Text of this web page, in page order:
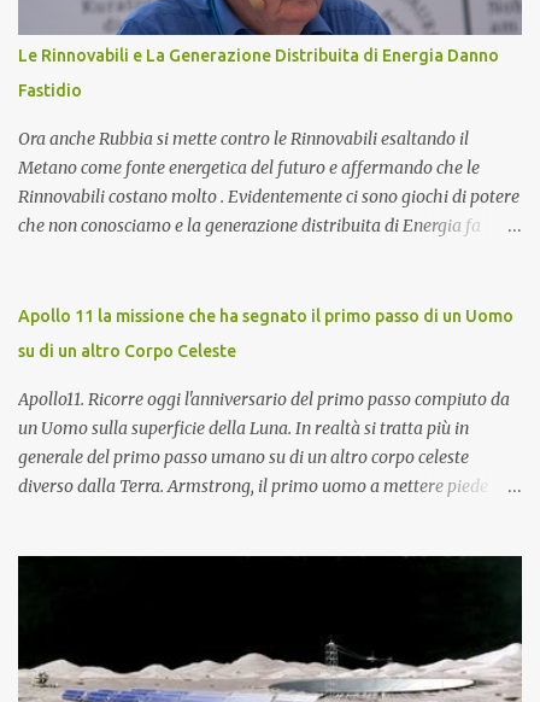
ottimizzare il rendimento energetico. Approfondiremo inoltre le
implicazioni che il suo corretto utilizzo ha sulla durata e
sull'affidabilità dell'intero sistema. Cos'è un Toroide o Meter e
Come Funziona? Il toroide (o meter) è un dispositivo el...
Le Rinnovabili e La Generazione Distribuita di Energia Danno
Fastidio
Ora anche Rubbia si mette contro le Rinnovabili esaltando il
Metano come fonte energetica del futuro e affermando che le
Rinnovabili costano molto . Evidentemente ci sono giochi di potere
che non conosciamo e la generazione distribuita di Energia fa
quanto trattasi di uno dei più famosi scienziati italiani. Ha
ottenuto il Premio Nobel per la Fisica nel 1984 ed attualmente è
Vita della Repubblica Italiana ). Collabora con il CIEMAT (centro
di ricerca sull'energia, l'ambiente e la tecnologia), un organismo
spagnolo simile all'italiano ENEA, come consigliere speciale per la
ricerca in campo energetico, dove sostiene fortemente lo sviluppo
Apollo 11 la missione che ha segnato il primo passo di un Uomo
su di un altro Corpo Celeste
Apollo11. Ricorre oggi l'anniversario del primo passo compiuto da
un Uomo sulla superficie della Luna. In realtà si tratta più in
generale del primo passo umano su di un altro corpo celeste
diverso dalla Terra. Armstrong, il primo uomo a mettere piede
modulo lunare brillantemente risolta dall'equipaggio formato da
Neil Armstrong (comandante), Edwin Aldrin (pilota del modulo